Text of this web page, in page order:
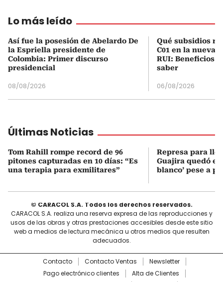
Lo más leído
Así fue la posesión de Abelardo De
la Espriella presidente de
Colombia: Primer discurso
presidencial
08/08/2026
Qué subsidios
C01 en la nueva
RUI: Beneficios
saber
06/08/2026
Últimas Noticias
Tom Rahill rompe record de 96
pitones capturadas en 10 días: “Es
una terapia para exmilitares”
Represa para
Guajira quedó en
blanco’ pese a
© CARACOL S.A. Todos los derechos reservados.
CARACOL S.A. realiza una reserva expresa de las reproducciones y
usos de las obras y otras prestaciones accesibles desde este sitio
web a medios de lectura mecánica u otros medios que resulten
adecuados.
Contacto Contacto Ventas
Newsletter
Pago electrónico clientes
Alta de Clientes